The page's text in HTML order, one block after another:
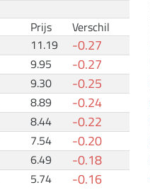
Prijs
Verschil
11.19 -0.27
9.95 -0.27
9.30 -0.25
8.89 -0.24
8.44 -0.22
7.54 -0.20
6.49 -0.18
5.74 -0.16